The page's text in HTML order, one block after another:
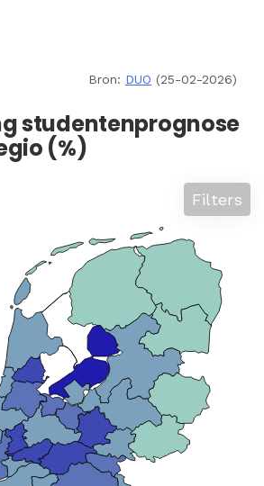
Bron: DUO (25-02-2026)
studentenprognose
(%)
Filters